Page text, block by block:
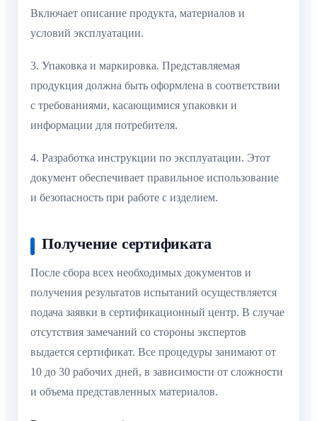
Включает описание продукта, материалов и
условий эксплуатации.
3. Упаковка и маркировка. Представляемая
продукция должна быть оформлена в соответствии
с требованиями, касающимися упаковки и
информации для потребителя.
4. Разработка инструкции по эксплуатации. Этот
документ обеспечивает правильное использование
и безопасность при работе с изделием.
Получение сертификата
После сбора всех необходимых документов и
получения результатов испытаний осуществляется
подача заявки в сертификационный центр. В случае
отсутствия замечаний со стороны экспертов
выдается сертификат. Все процедуры занимают от
10 до 30 рабочих дней, в зависимости от сложности
и объема представленных материалов.